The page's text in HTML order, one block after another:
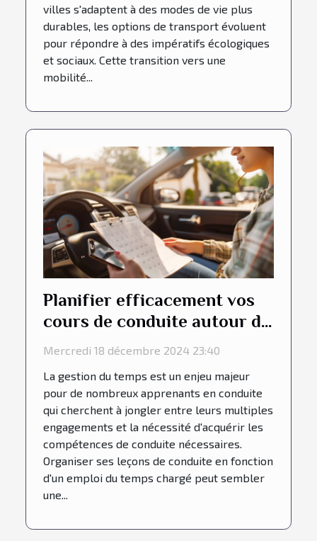
villes s'adaptent à des modes de vie plus
durables, les options de transport évoluent
pour répondre à des impératifs écologiques
et sociaux. Cette transition vers une
mobilité...
Planifier efficacement vos
cours de conduite autour de
vos horaires
Mercredi 18 décembre 2024 23:40
La gestion du temps est un enjeu majeur
pour de nombreux apprenants en conduite
qui cherchent à jongler entre leurs multiples
engagements et la nécessité d'acquérir les
compétences de conduite nécessaires.
Organiser ses leçons de conduite en fonction
d'un emploi du temps chargé peut sembler
une...